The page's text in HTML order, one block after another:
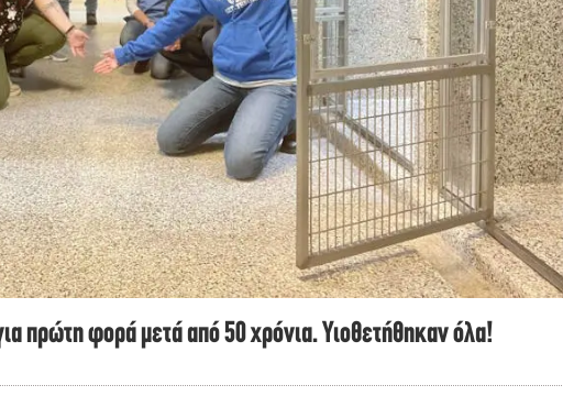
πρώτη φορά μετά από 50 χρόνια. Υιοθετήθηκαν όλα!